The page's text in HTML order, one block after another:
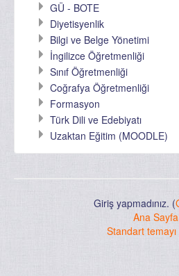
GÜ - BOTE
Diyetisyenlik
Bilgi ve Belge Yönetimi
İngilizce Öğretmenliği
Sınıf Öğretmenliği
Coğrafya Öğretmenliği
Formasyon
Türk Dili ve Edebiyatı
Uzaktan Eğitim (MOODLE)
Giriş yapmadınız. (
Ana Sayfa
Standart